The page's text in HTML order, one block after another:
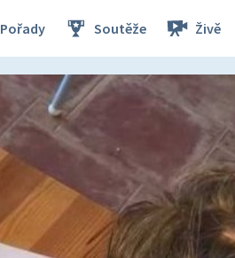
Pořady Soutěže Živě